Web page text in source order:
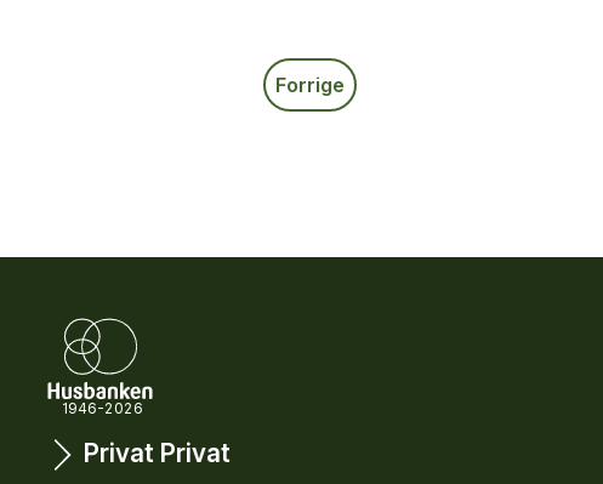
Forrige
1946-2026
Privat Privat